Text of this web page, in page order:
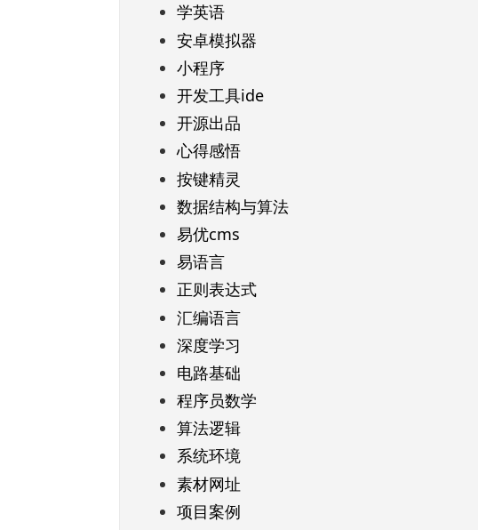
学英语
安卓模拟器
小程序
开发工具ide
开源出品
心得感悟
按键精灵
数据结构与算法
易优cms
易语言
正则表达式
汇编语言
深度学习
电路基础
程序员数学
算法逻辑
系统环境
素材网址
项目案例